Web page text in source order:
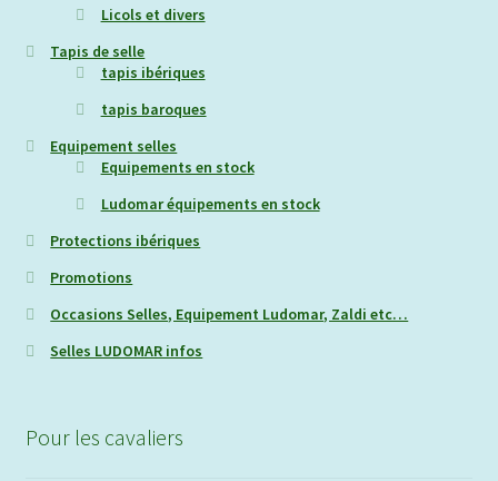
Licols et divers
Tapis de selle
tapis ibériques
tapis baroques
Equipement selles
Equipements en stock
Ludomar équipements en stock
Protections ibériques
Promotions
Occasions Selles, Equipement Ludomar, Zaldi etc…
Selles LUDOMAR infos
Pour les cavaliers